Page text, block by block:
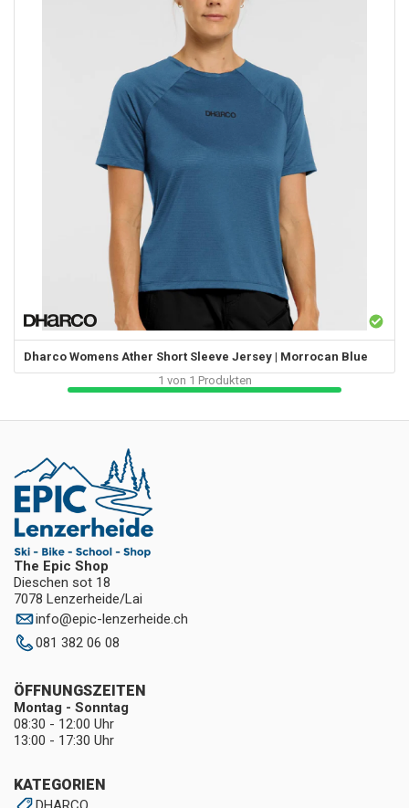
Dharco Womens Ather Short Sleeve Jersey | Morrocan Blue
1 von 1 Produkten
The Epic Shop
Dieschen sot 18
7078 Lenzerheide/Lai
info@epic-lenzerheide.ch
081 382 06 08
KATEGORIEN
ÖFFNUNGSZEITEN
Montag - Sonntag
08:30 - 12:00 Uhr
13:00 - 17:30 Uhr